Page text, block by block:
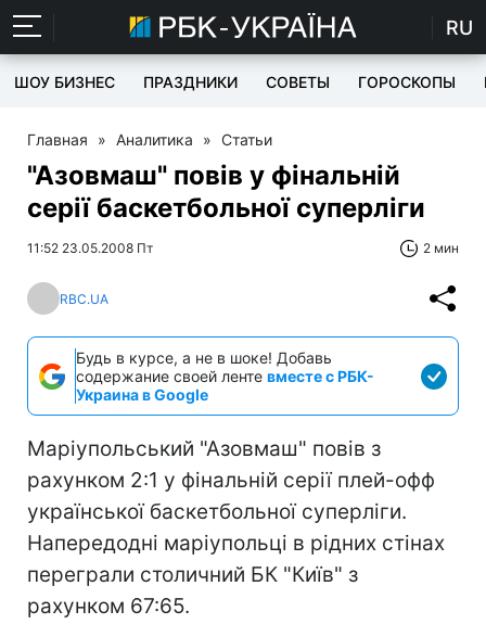
RU
ШОУ БИЗНЕС ПРАЗДНИКИ СОВЕТЫ ГОРОСКОПЫ
Главная » Аналитика » Статьи
"Азовмаш" повів у фінальній
серії баскетбольної суперліги
11:52 23.05.2008 Пт 2 мин
RBC.UA
Будь в курсе, а не в шоке! Добавь
содержание своей ленте вместе с РБК-
Украина в Google
Маріупольський "Азовмаш" повів з
рахунком 2:1 у фінальній серії плей-офф
української баскетбольної суперліги.
Напередодні маріупольці в рідних стінах
переграли столичний БК "Київ" з
рахунком 67:65.